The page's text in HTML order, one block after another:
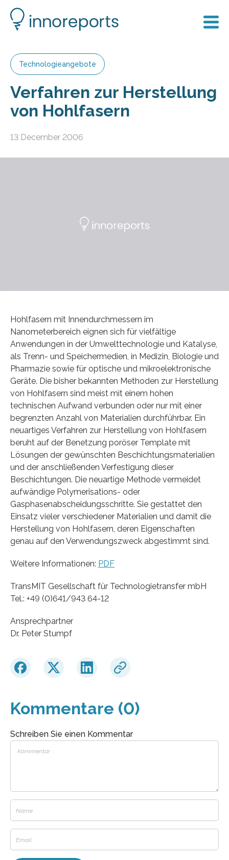
Technologieangebote
Verfahren zur Herstellung
von Hohlfasern
13 December 2006
Hohlfasern mit Innendurchmessern im
Nanometerbereich eignen sich für vielfältige
Anwendungen in der Umwelttechnologie und Katalyse,
als Trenn- und Speichermedien, in Medizin, Biologie und
Pharmazie sowie für optische und mikroelektronische
Geräte. Die bisher bekannten Methoden zur Herstellung
von Hohlfasern sind meist mit einem hohen
technischen Aufwand verbunden oder nur mit einer
begrenzten Anzahl von Materialien durchführbar. Ein
neuartiges Verfahren zur Herstellung von Hohlfasern
beruht auf der Benetzung poröser Template mit
Lösungen der gewünschten Beschichtungsmaterialien
und der anschließenden Verfestigung dieser
Beschichtungen. Die neuartige Methode vermeidet
aufwändige Polymerisations- oder
Gasphasenabscheidungsschritte. Sie gestattet den
Einsatz vieler verschiedener Materialien und damit die
Herstellung von Hohlfasern, deren Eigenschaften
genau auf den Verwendungszweck abgestimmt sind.
Weitere Informationen: PDF
TransMIT Gesellschaft für Technologietransfer mbH
Tel.: +49 (0)641/943 64-12
Ansprechpartner
Dr. Peter Stumpf
Kommentare (0)
Schreiben Sie einen Kommentar